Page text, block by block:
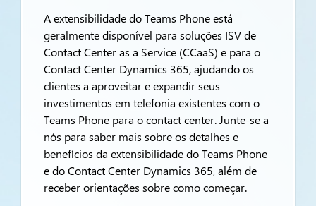
A extensibilidade do Teams Phone está
geralmente disponível para soluções ISV de
Contact Center as a Service (CCaaS) e para o
Contact Center Dynamics 365, ajudando os
clientes a aproveitar e expandir seus
investimentos em telefonia existentes com o
Teams Phone para o contact center. Junte-se a
nós para saber mais sobre os detalhes e
benefícios da extensibilidade do Teams Phone
e do Contact Center Dynamics 365, além de
receber orientações sobre como começar.